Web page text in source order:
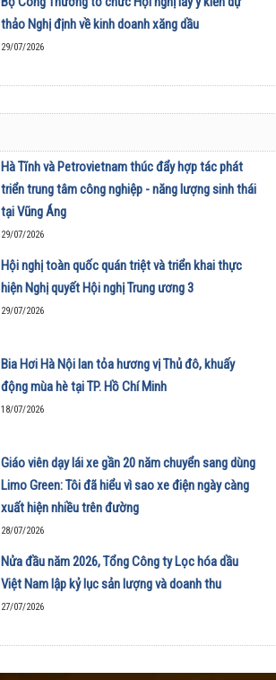
thảo Nghị định về kinh doanh xăng dầu
29/07/2026
Hà Tĩnh và Petrovietnam thúc đẩy hợp tác phát
triển trung tâm công nghiệp - năng lượng sinh thái
tại Vũng Áng
29/07/2026
Hội nghị toàn quốc quán triệt và triển khai thực
hiện Nghị quyết Hội nghị Trung ương 3
29/07/2026
Bia Hơi Hà Nội lan tỏa hương vị Thủ đô, khuấy
động mùa hè tại TP. Hồ Chí Minh
18/07/2026
Giáo viên dạy lái xe gần 20 năm chuyển sang dùng
Limo Green: Tôi đã hiểu vì sao xe điện ngày càng
xuất hiện nhiều trên đường
28/07/2026
Nửa đầu năm 2026, Tổng Công ty Lọc hóa dầu
Việt Nam lập kỷ lục sản lượng và doanh thu
27/07/2026